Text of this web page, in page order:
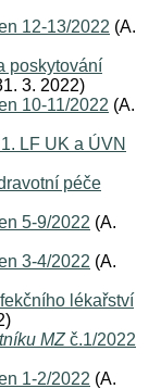
12-13/2022 (A.
poskytování
3. 2022)
10-11/2022 (A.
LF UK a ÚVN
péče
5-9/2022 (A.
3-4/2022 (A.
lékařství
MZč.1/2022
1-2/2022 (A.